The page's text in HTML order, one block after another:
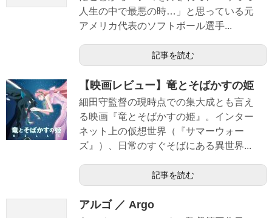
人生の中で最悪の時…」と思っている元
アメリカ代表のソフトボール選手...
記事を読む
【映画レビュー】竜とそばかすの姫
細田守監督の現時点での集大成とも言え
る映画『竜とそばかすの姫』。インター
ネット上の仮想世界（『サマーウォー
ズ』）、日常のすぐそばにある異世界...
記事を読む
アルゴ ／ Argo